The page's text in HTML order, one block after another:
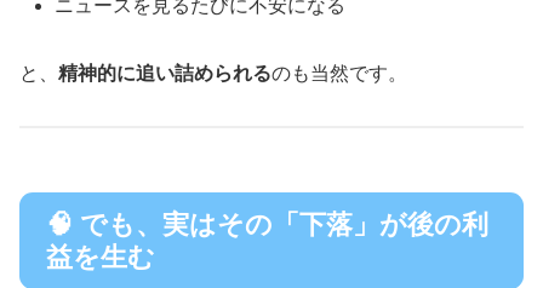
ニュースを見るたびに不安になる
と、 精神的に追い詰められるのも当然です。
🧠 でも、実はその「下落」が後の利
益を生む